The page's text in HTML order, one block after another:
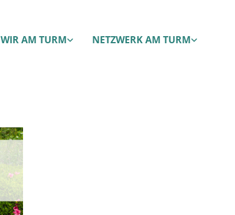
WIR AM TURM NETZWERK AM TURM